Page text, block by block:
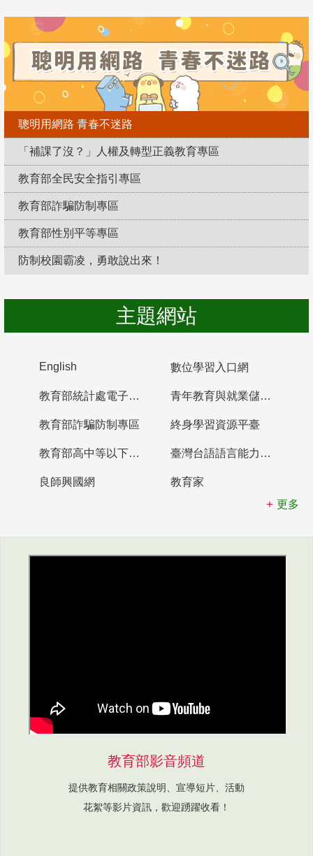
聰明用網路 青春不迷路
「補課了沒？」人權及轉型正義教育專區
教育部全民安全指引專區
教育部詐騙防制專區
教育部性別平等專區
防制校園霸凌，勇敢說出來！
主題網站
English 數位學習入口網
教育部統計處電子書櫃 青年教育與就業儲蓄帳戶
教育部詐騙防制專區 終身學習資源平臺
教育部高中等以下學校及幼兒園教師資格檢定考試 臺灣台語語言能力認證網站
良師興國網
教育家
更多
教育部影音頻道
提供教育相關政策說明、宣導短片、活動
花絮等影片資訊，歡迎踴躍收看！